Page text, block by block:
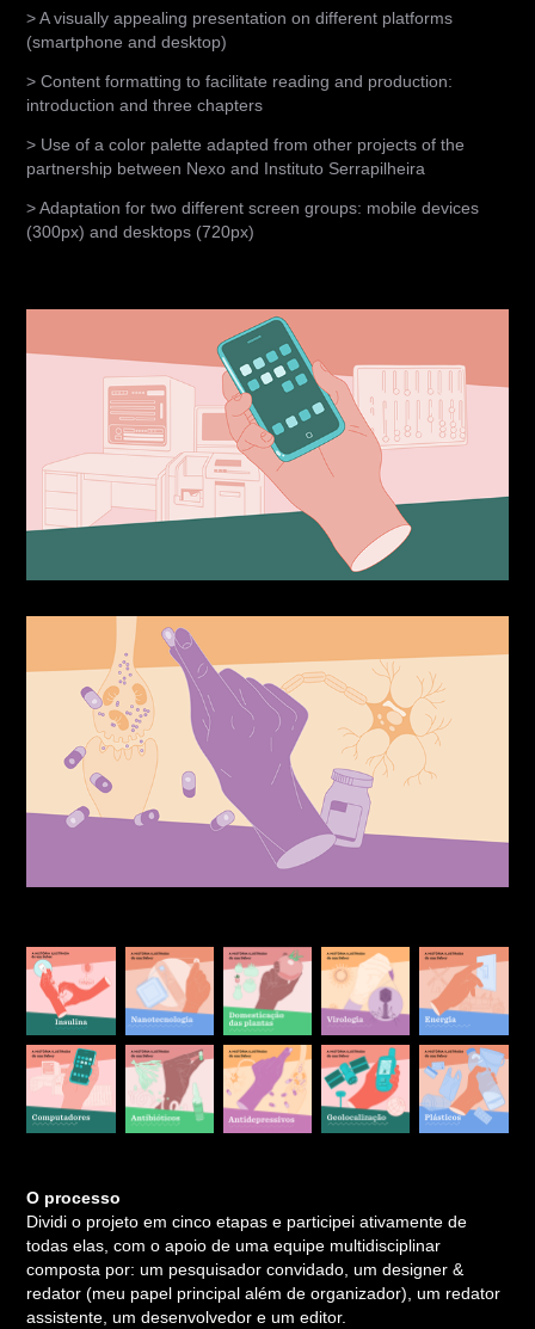
> A visually appealing presentation on different platforms
(smartphone and desktop)
> Content formatting to facilitate reading and production:
introduction and three chapters
> Use of a color palette adapted from other projects of the
partnership between Nexo and Instituto Serrapilheira
> Adaptation for two different screen groups: mobile devices
(300px) and desktops (720px)
O processo
Dividi o projeto em cinco etapas e participei ativamente de
todas elas, com o apoio de uma equipe multidisciplinar
composta por: um pesquisador convidado, um designer &
redator (meu papel principal além de organizador), um redator
assistente, um desenvolvedor e um editor.